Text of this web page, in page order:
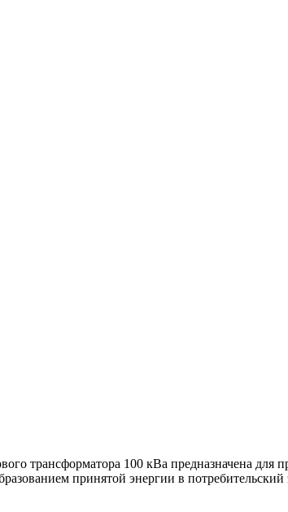
трансформатора 100 кВа предназначена для
принятой энергии в